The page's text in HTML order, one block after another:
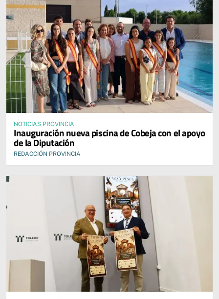
NOTICIAS PROVINCIA
Inauguración nueva piscina de Cobeja con el apoyo
de la Diputación
REDACCIÓN PROVINCIA